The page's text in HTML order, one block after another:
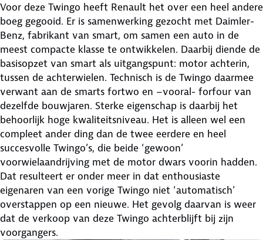
Voor deze Twingo heeft Renault het over een heel andere
boeg gegooid. Er is samenwerking gezocht met Daimler-
Benz, fabrikant van smart, om samen een auto in de
meest compacte klasse te ontwikkelen. Daarbij diende de
basisopzet van smart als uitgangspunt: motor achterin,
tussen de achterwielen. Technisch is de Twingo daarmee
verwant aan de smarts fortwo en –vooral- forfour van
dezelfde bouwjaren. Sterke eigenschap is daarbij het
behoorlijk hoge kwaliteitsniveau. Het is alleen wel een
compleet ander ding dan de twee eerdere en heel
succesvolle Twingo’s, die beide ‘gewoon’
voorwielaandrijving met de motor dwars voorin hadden.
Dat resulteert er onder meer in dat enthousiaste
eigenaren van een vorige Twingo niet ‘automatisch’
overstappen op een nieuwe. Het gevolg daarvan is weer
dat de verkoop van deze Twingo achterblijft bij zijn
voorgangers.